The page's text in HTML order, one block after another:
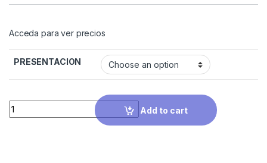
Acceda para ver precios
PRESENTACION
Quantity
Add to cart